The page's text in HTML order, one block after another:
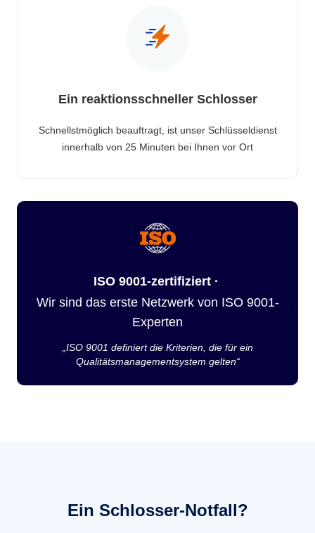
Ein reaktionsschneller Schlosser
Schnellstmöglich beauftragt, ist unser Schlüsseldienst
innerhalb von 25 Minuten bei Ihnen vor Ort
ISO 9001-zertifiziert ·
Wir sind das erste Netzwerk von ISO 9001-
Experten
„ISO 9001 definiert die Kriterien, die für ein
Qualitätsmanagementsystem gelten“
Ein Schlosser-Notfall?